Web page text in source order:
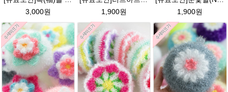
3,000원
1,900원
1,900원